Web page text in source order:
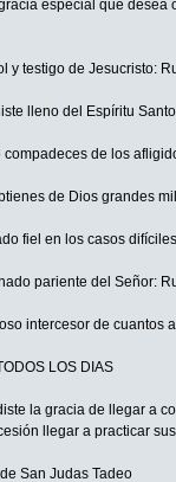
especial que desea
y testigo de Jesucristo:
lleno del Espíritu
compadeces de los
de Dios grandes
fiel en los casos
pariente del Señor:
intercesor de cuantos
LOS DIAS
la gracia de llegar a
llegar a practicar
San Judas Tadeo